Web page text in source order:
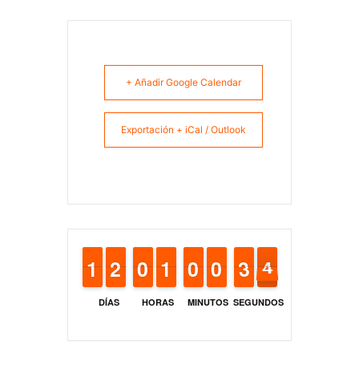
+ Añadir Google Calendar
Exportación + iCal / Outlook
DÍAS
1
1
1
1 1
1
2
2
HORAS
9
9
0
0 1
1
1
1
MINUTOS
9
9
0
0 9
9
0
0
SEGUNDOS
4
3
3 4
4
3